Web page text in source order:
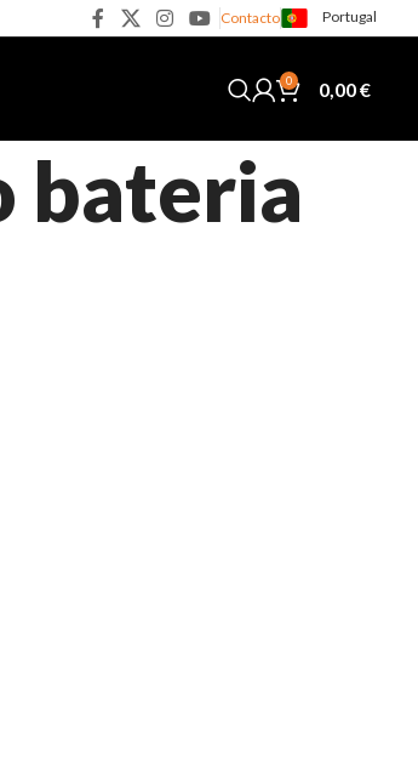
Contacto Portugal
0 0,00€
bateria